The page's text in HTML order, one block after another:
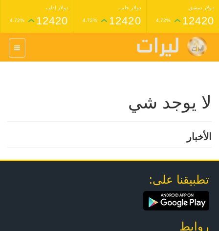
دولار دمشق
12420
4.72%
دولار حلب
12420
4.72%
دولار إدلب
12420
4.72%
غرام عيار 24 ذهب
1,398,000
4.33%
1,227,000
لا يوجد شي
الأخبار
تطبيقنا على:
روابط